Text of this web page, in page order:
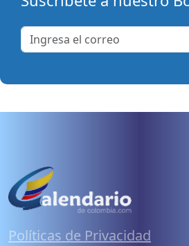
Políticas de Privacidad